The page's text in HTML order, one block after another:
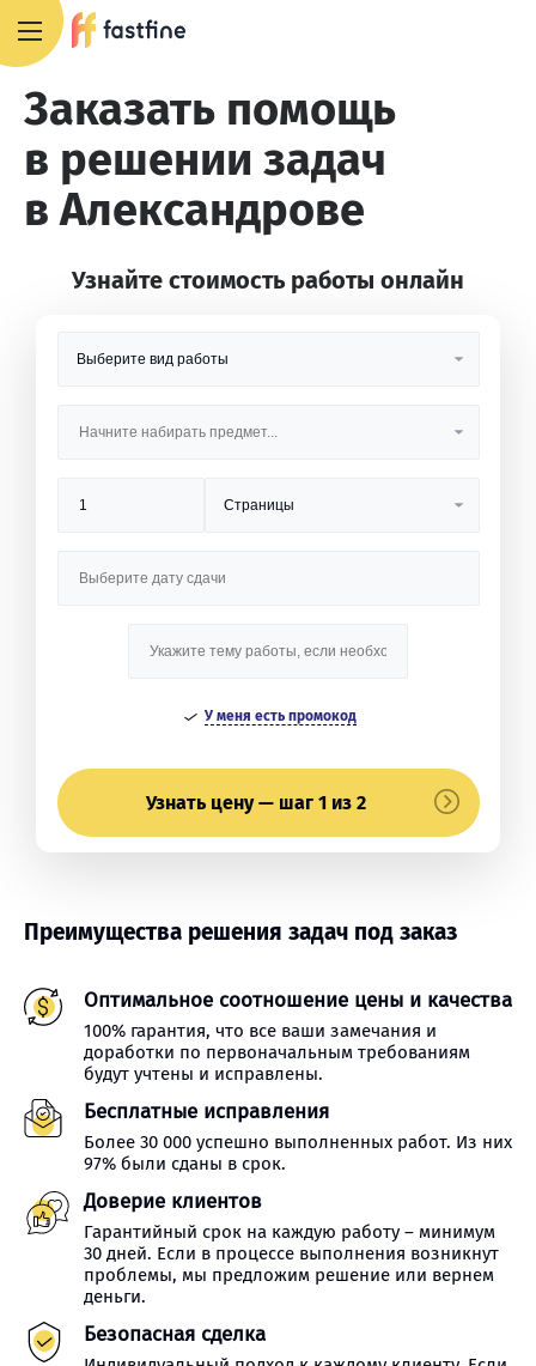
Заказать помощь
в решении задач
в Александрове
Узнайте стоимость работы онлайн
У меня есть промокод
Узнать цену — шаг 1 из 2
Преимущества решения задач под заказ
Оптимальное соотношение цены и качества
100% гарантия, что все ваши замечания и
доработки по первоначальным требованиям
будут учтены и исправлены.
Бесплатные исправления
Более 30 000 успешно выполненных работ. Из них
97% были сданы в срок.
Доверие клиентов
Гарантийный срок на каждую работу – минимум
30 дней. Если в процессе выполнения возникнут
проблемы, мы предложим решение или вернем
деньги.
Безопасная сделка